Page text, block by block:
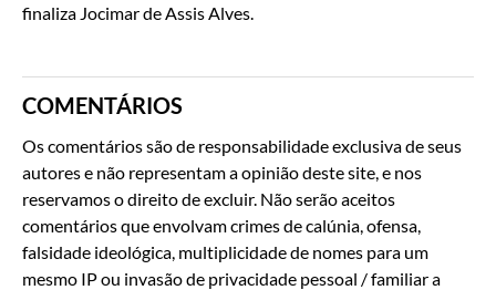
finaliza Jocimar de Assis Alves.
COMENTÁRIOS
Os comentários são de responsabilidade exclusiva de seus
autores e não representam a opinião deste site, e nos
reservamos o direito de excluir. Não serão aceitos
comentários que envolvam crimes de calúnia, ofensa,
falsidade ideológica, multiplicidade de nomes para um
mesmo IP ou invasão de privacidade pessoal / familiar a